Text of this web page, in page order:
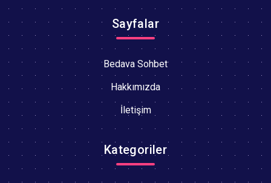
Sayfalar
Bedava Sohbet
Hakkımızda
İletişim
Kategoriler